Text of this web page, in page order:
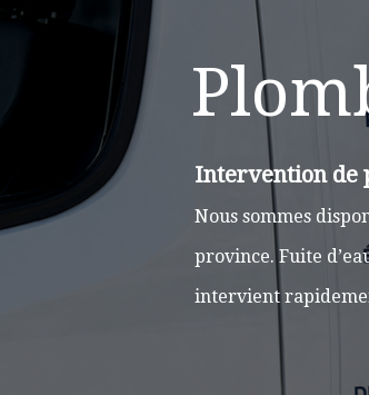
Intervention de
Nous sommes
province. Fuite
intervient